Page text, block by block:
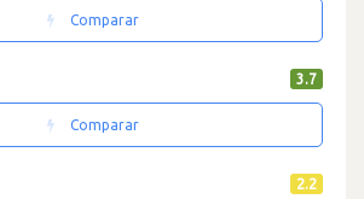
Comparar
3.7
Comparar
2.2